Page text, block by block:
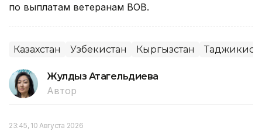
по выплатам ветеранам ВОВ.
Казахстан Узбекистан Кыргызстан
Жулдыз Атагельдиева
Автор
23:45, 10 Августа 2026